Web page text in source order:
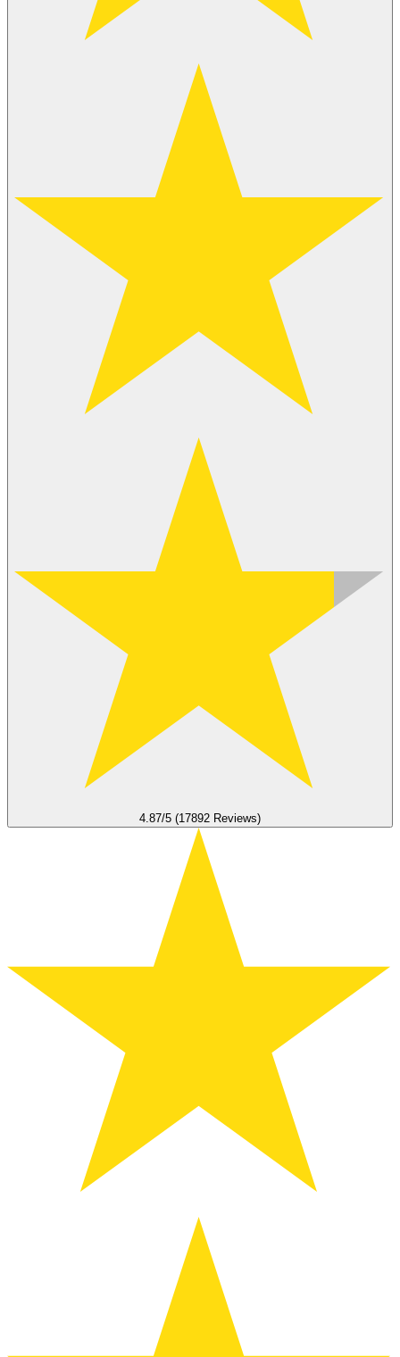
4.87/5 (17892 Reviews)